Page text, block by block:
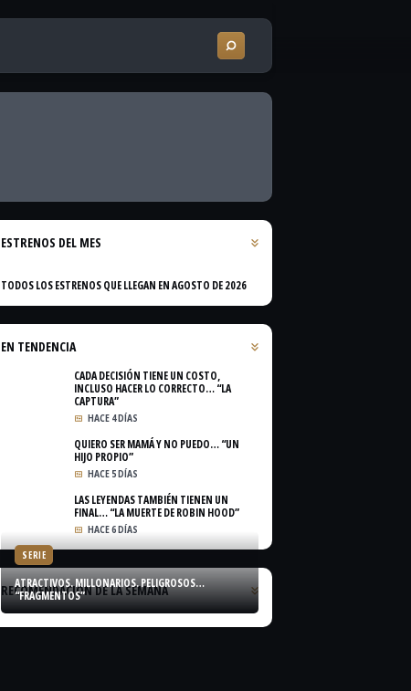
ESTRENOS DEL MES
TODOS LOS ESTRENOS QUE LLEGAN EN AGOSTO DE 2026
EN TENDENCIA
CADA DECISIÓN TIENE UN COSTO,
INCLUSO HACER LO CORRECTO… “LA
CAPTURA”
HACE 4 DÍAS
QUIERO SER MAMÁ Y NO PUEDO… “UN
HIJO PROPIO”
HACE 5 DÍAS
LAS LEYENDAS TAMBIÉN TIENEN UN
FINAL… “LA MUERTE DE ROBIN HOOD”
HACE 6 DÍAS
RECOMENDACIÓN DE LA SEMANA
SERIE
ATRACTIVOS. MILLONARIOS. PELIGROSOS…
“FRAGMENTOS”